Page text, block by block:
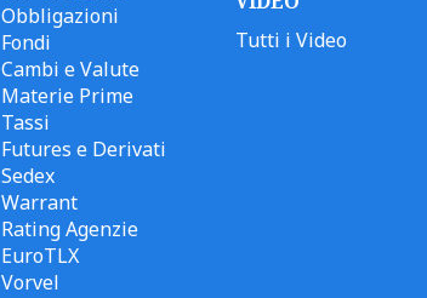
Obbligazioni
Fondi
Cambi e Valute
Materie Prime
Tassi
Futures e Derivati
Sedex
Warrant
Rating Agenzie
EuroTLX
Vorvel
Tutti i Video